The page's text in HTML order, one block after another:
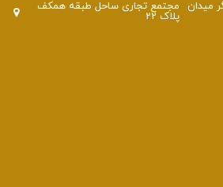
میدان مجتمع تجاری ساحل طبقه همکف
پلاک 22